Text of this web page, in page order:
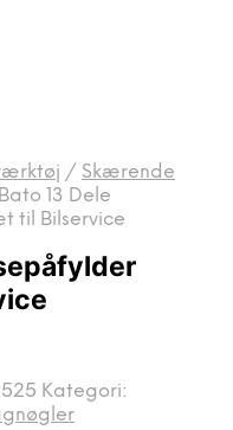
/ Skærende
Bato 13 Dele
til Bilservice
Kategori: